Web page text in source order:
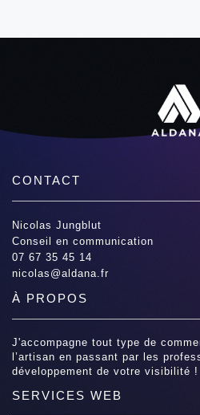
CONTACT
Nicolas Jungblut
Conseil en communication
07 67 35 45 14
nicolas@aldana.fr
À PROPOS
J'accompagne tout type de
l’artisan en passant par les
développement de votre visibilité !
SERVICES WEB